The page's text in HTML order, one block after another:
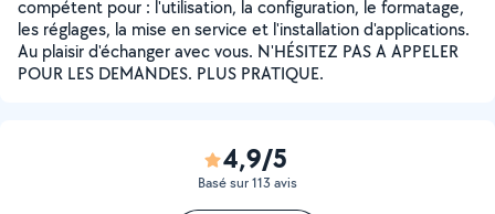
compétent pour : l'utilisation, la configuration, le formatage,
les réglages, la mise en service et l'installation d'applications.
Au plaisir d'échanger avec vous. N'HÉSITEZ PAS A APPELER
POUR LES DEMANDES. PLUS PRATIQUE.
4,9/5
Basé sur 113 avis